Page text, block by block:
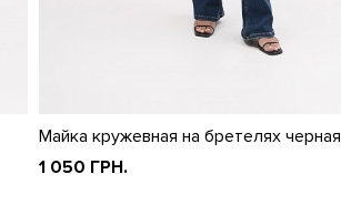
Майка кружевная на бретелях черная
1 050 ГРН.